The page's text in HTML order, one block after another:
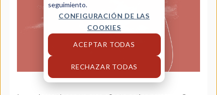
seguimiento.
CONFIGURACIÓN DE LAS
COOKIES
ACEPTAR TODAS
RECHAZAR TODAS